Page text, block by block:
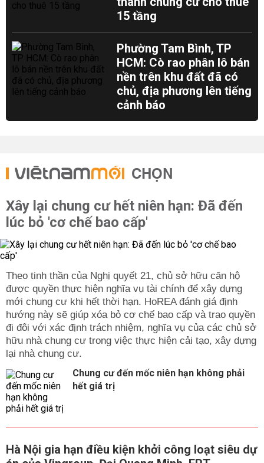
15 tầng
Phường Tam Bình, TP
HCM: Cò rao phân lô bán
nền trên khu đất đã có
chủ, địa phương lên tiếng
cảnh báo
CHỌN
Xây lại chung cư hết niên hạn: Đã đến
lúc bỏ 'cơ chế bao cấp'
Theo tinh thần của Nghị quyết 21, chủ sở hữu căn hộ
được quyền thực hiện nghĩa vụ tài chính để xây dựng
mới chung cư khi hết thời hạn. HoREA đánh giá định
hướng này sẽ giúp xóa bỏ cơ chế bao cấp và trao quyền
đi đôi với xác định trách nhiệm, nghĩa vụ của các chủ sở
hữu nhà chung cư trong việc thực hiện cải tạo, xây dựng
lại nhà chung cư.
Chung cư đến mốc niên hạn không phải
hết giá trị
Hà Nội gia hạn điều kiện khởi công loạt siêu dự